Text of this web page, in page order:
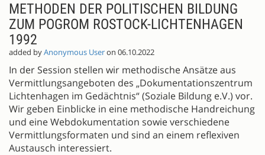
METHODEN DER POLITISCHEN BILDUNG
ZUM POGROM ROSTOCK-LICHTENHAGEN
1992
added byAnonymous Useron 06.10.2022
In der Session stellen wir methodische Ansätze aus
Vermittlungsangeboten des „Dokumentationszentrum
Lichtenhagen im Gedächtnis“ (Soziale Bildung e.V.) vor.
Wir geben Einblicke in eine methodische Handreichung
und eine Webdokumentation sowie verschiedene
Vermittlungsformaten und sind an einem reflexiven
Austausch interessiert.